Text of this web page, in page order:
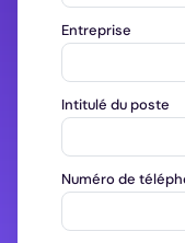
Entreprise
Intitulé du poste
Numéro de